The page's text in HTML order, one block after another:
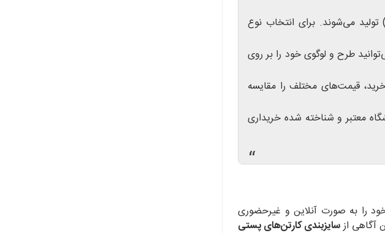
تولید می‌شوند. برای انتخاب نوع
طرح و لوگوی خود را بر روی
قیمت‌های مختلف را مقایسه
معتبر و شناخته شده خریداری
“
را به صورت آنلاین و غیرحضوری
آگاهی ازسایز‌بندی کارتن‌های پستی